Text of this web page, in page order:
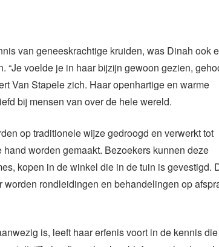
van geneeskrachtige kruiden, was Dinah ook
“Je voelde je in haar bijzijn gewoon gezien,
Van Stapele zich. Haar openhartige en warme
bij mensen van over de hele wereld.
op traditionele wijze gedroogd en verwerkt tot
worden gemaakt. Bezoekers kunnen deze
kopen in de winkel die in de tuin is gevestigd.
worden rondleidingen en behandelingen op
is, leeft haar erfenis voort in de kennis